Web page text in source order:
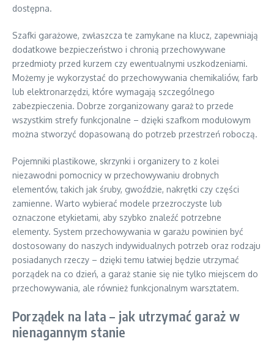
dostępna.
Szafki garażowe, zwłaszcza te zamykane na klucz, zapewniają
dodatkowe bezpieczeństwo i chronią przechowywane
przedmioty przed kurzem czy ewentualnymi uszkodzeniami.
Możemy je wykorzystać do przechowywania chemikaliów, farb
lub elektronarzędzi, które wymagają szczególnego
zabezpieczenia. Dobrze zorganizowany garaż to przede
wszystkim strefy funkcjonalne – dzięki szafkom modułowym
można stworzyć dopasowaną do potrzeb przestrzeń roboczą.
Pojemniki plastikowe, skrzynki i organizery to z kolei
niezawodni pomocnicy w przechowywaniu drobnych
elementów, takich jak śruby, gwoździe, nakrętki czy części
zamienne. Warto wybierać modele przezroczyste lub
oznaczone etykietami, aby szybko znaleźć potrzebne
elementy. System przechowywania w garażu powinien być
dostosowany do naszych indywidualnych potrzeb oraz rodzaju
posiadanych rzeczy – dzięki temu łatwiej będzie utrzymać
porządek na co dzień, a garaż stanie się nie tylko miejscem do
przechowywania, ale również funkcjonalnym warsztatem.
Porządek na lata – jak utrzymać garaż w
nienagannym stanie